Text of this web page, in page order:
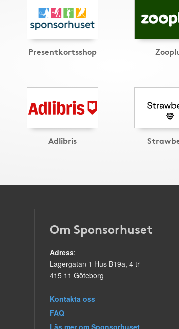
Presentkortsshop
Adlibris
Om Sponsorhuset
Adress:
Lagergatan 1 Hus B19a, 4 tr
415 11 Göteborg
Kontakta oss
FAQ
Läs mer om Sponsorhuset